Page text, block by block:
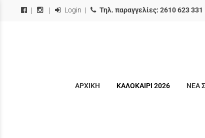
Login | Τηλ. παραγγελίες: 2610 623 331
ΑΡΧΙΚΗ ΚΑΛΟΚΑΙΡΙ 2026 ΝΕΑ